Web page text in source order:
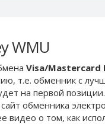
WMU
Visa/Mastercard
т.е. обменник с
на первой позиции.
обменника
о том, как